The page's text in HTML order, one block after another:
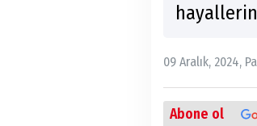
09 Aralık, 2024,
Abone ol